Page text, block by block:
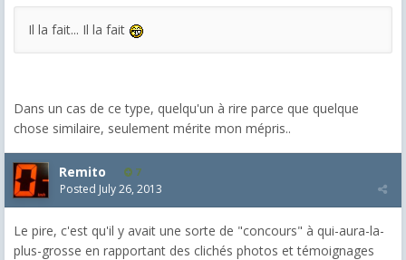
Il la fait... Il la fait
Dans un cas de ce type, quelqu'un à rire parce que quelque
chose similaire, seulement mérite mon mépris..
Remito 7
Posted July 26, 2013
Le pire, c'est qu'il y avait une sorte de "concours" à qui-aura-la-
plus-grosse en rapportant des clichés photos et témoignages